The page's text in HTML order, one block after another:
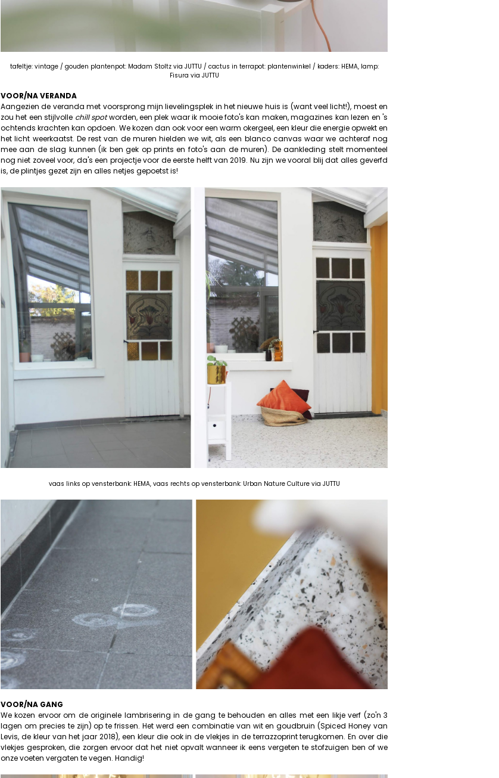
tafeltje: vintage / gouden plantenpot: Madam Stoltz via JUTTU / cactus in terrapot: plantenwinkel / kaders: HEMA, lamp:
Fisura via JUTTU
VOOR/NA VERANDA
Aangezien de veranda met voorsprong mijn lievelingsplek in het nieuwe huis is (want veel licht!), moest en
zou het een stijlvolle chill spotworden, een plek waar ik mooie foto's kan maken, magazines kan lezen en 's
ochtends krachten kan opdoen. We kozen dan ook voor een warm okergeel, een kleur die energie opwekt en
het licht weerkaatst. De rest van de muren hielden we wit, als een blanco canvas waar we achteraf nog
mee aan de slag kunnen (ik ben gek op prints en foto's aan de muren). De aankleding stelt momenteel
nog niet zoveel voor, da's een projectje voor de eerste helft van 2019. Nu zijn we vooral blij dat alles geverfd
is, de plintjes gezet zijn en alles netjes gepoetst is!
vaas links op vensterbank: HEMA, vaas rechts op vensterbank: Urban Nature Culture via JUTTU
VOOR/NA GANG
We kozen ervoor om de originele lambrisering in de gang te behouden en alles met een likje verf (zo'n 3
lagen om precies te zijn) op te frissen. Het werd een combinatie van wit en goudbruin (Spiced Honey van
Levis, de kleur van het jaar 2018), een kleur die ook in de vlekjes in de terrazzoprint terugkomen. En over die
vlekjes gesproken, die zorgen ervoor dat het niet opvalt wanneer ik eens vergeten te stofzuigen ben of we
onze voeten vergaten te vegen. Handig!